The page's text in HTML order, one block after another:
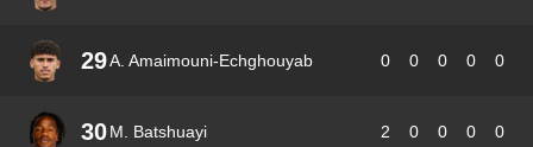
29A. Amaimouni-Echghouyab 0 0 0 0 0
30M. Batshuayi 2 0 0 0 0